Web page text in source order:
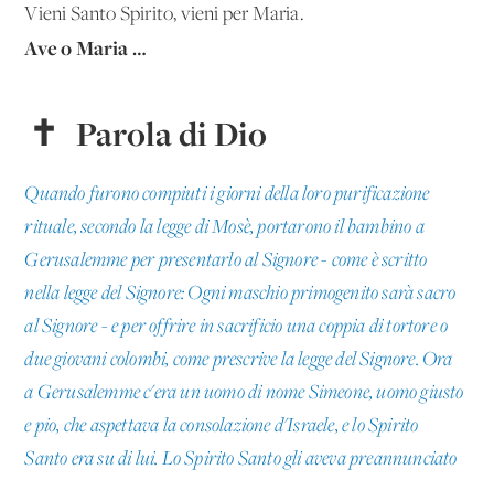
Vieni Santo Spirito, vieni per Maria.
Ave o Maria …
✝ Parola di Dio
Quando furono compiuti i giorni della loro purificazione
rituale, secondo la legge di Mosè, portarono il bambino a
Gerusalemme per presentarlo al Signore - come è scritto
nella legge del Signore: Ogni maschio primogenito sarà sacro
al Signore - e per offrire in sacrificio una coppia di tortore o
due giovani colombi, come prescrive la legge del Signore. Ora
a Gerusalemme c'era un uomo di nome Simeone, uomo giusto
e pio, che aspettava la consolazione d'Israele, e lo Spirito
Santo era su di lui. Lo Spirito Santo gli aveva preannunciato